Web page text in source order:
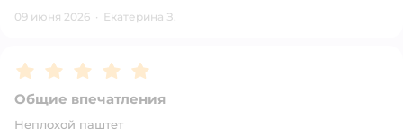
09 июня 2026 · Екатерина З.
Рейтинг:5
Общие впечатления
Неплохой паштет